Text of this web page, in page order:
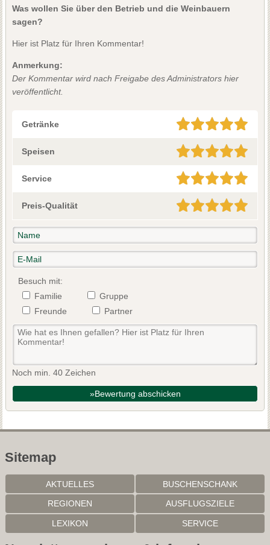
Was wollen Sie über den Betrieb und die Weinbauern
sagen?
Hier ist Platz für Ihren Kommentar!
Anmerkung:
Der Kommentar wird nach Freigabe des Administrators hier
veröffentlicht.
Getränke
Speisen
Service
Preis-Qualität
Besuch mit:
Familie
Gruppe
Freunde
Partner
Noch min. 40 Zeichen
»Bewertung abschicken
Sitemap
AKTUELLES BUSCHENSCHANK
REGIONEN AUSFLUGSZIELE
LEXIKON SERVICE